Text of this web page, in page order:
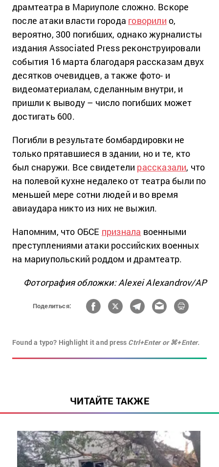
драмтеатра в Мариуполе сложно. Вскоре
после атаки власти города говорили о,
вероятно, 300 погибших, однако журналисты
издания Associated Press реконструировали
события 16 марта благодаря рассказам двух
десятков очевидцев, а также фото- и
видеоматериалам, сделанным внутри, и
пришли к выводу – число погибших может
достигать 600.
Погибли в результате бомбардировки не
только прятавшиеся в здании, но и те, кто
был снаружи. Все свидетели рассказали, что
на полевой кухне недалеко от театра были по
меньшей мере сотни людей и во время
авиаудара никто из них не выжил.
Напомним, что ОБСЕ признала военными
преступлениями атаки российских военных
на мариупольский роддом и драмтеатр.
Фотография обложки: Alexei Alexandrov/АР
Поделиться:
Found a typo? Highlight it and press Ctrl+Enter or ⌘+Enter.
ЧИТАЙТЕ ТАКЖЕ